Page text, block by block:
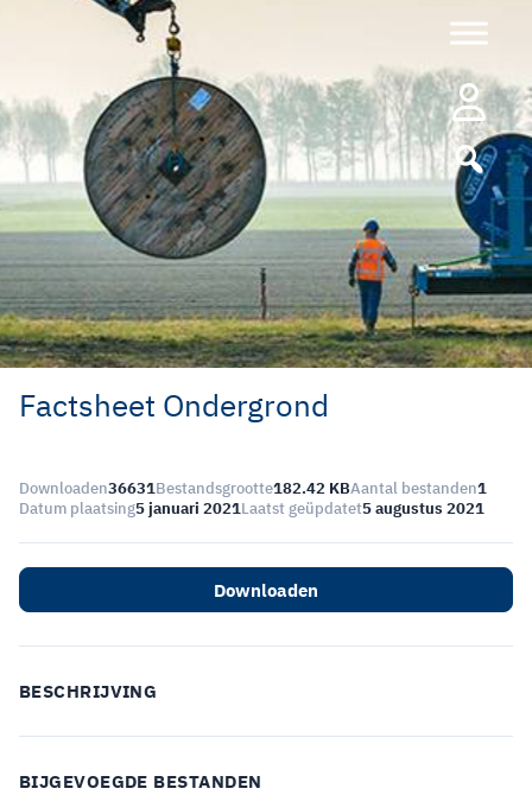
Factsheet Ondergrond
Downloaden36631Bestandsgrootte182.42 KBAantal bestanden1
Datum plaatsing5 januari 2021Laatst geüpdatet5 augustus 2021
Downloaden
BESCHRIJVING
BIJGEVOEGDE BESTANDEN